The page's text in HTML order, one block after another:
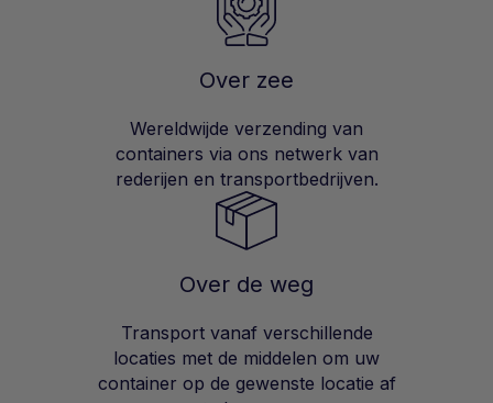
Over zee
Wereldwijde verzending van
containers via ons netwerk van
rederijen en transportbedrijven.
Over de weg
Transport vanaf verschillende
locaties met de middelen om uw
container op de gewenste locatie af